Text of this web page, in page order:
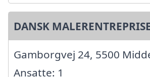
DANSK
Gamborgvej 24, 5500
Ansatte: 1